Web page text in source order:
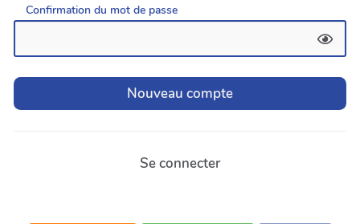
Confirmation du mot de passe
Se connecter